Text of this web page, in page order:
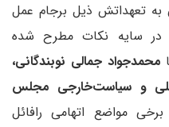
تعهداتش ذیل برجام عمل
در سایه نکات مطرح شده
محمدجواد جمالی نوبندگانی،
و سیاست‌خارجی مجلس
مواضع اتهامی رافائل